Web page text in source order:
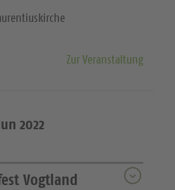
Zur Veranstaltung
2022
Vogtland